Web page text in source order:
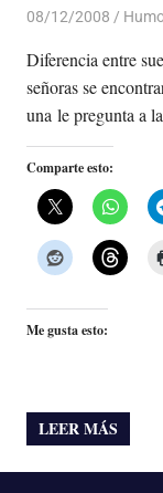
08/12/2008 Luis
Diferencia entre
señoras se
una le pregunta a la
Comparte esto:
Me gusta esto:
LEER MÁS